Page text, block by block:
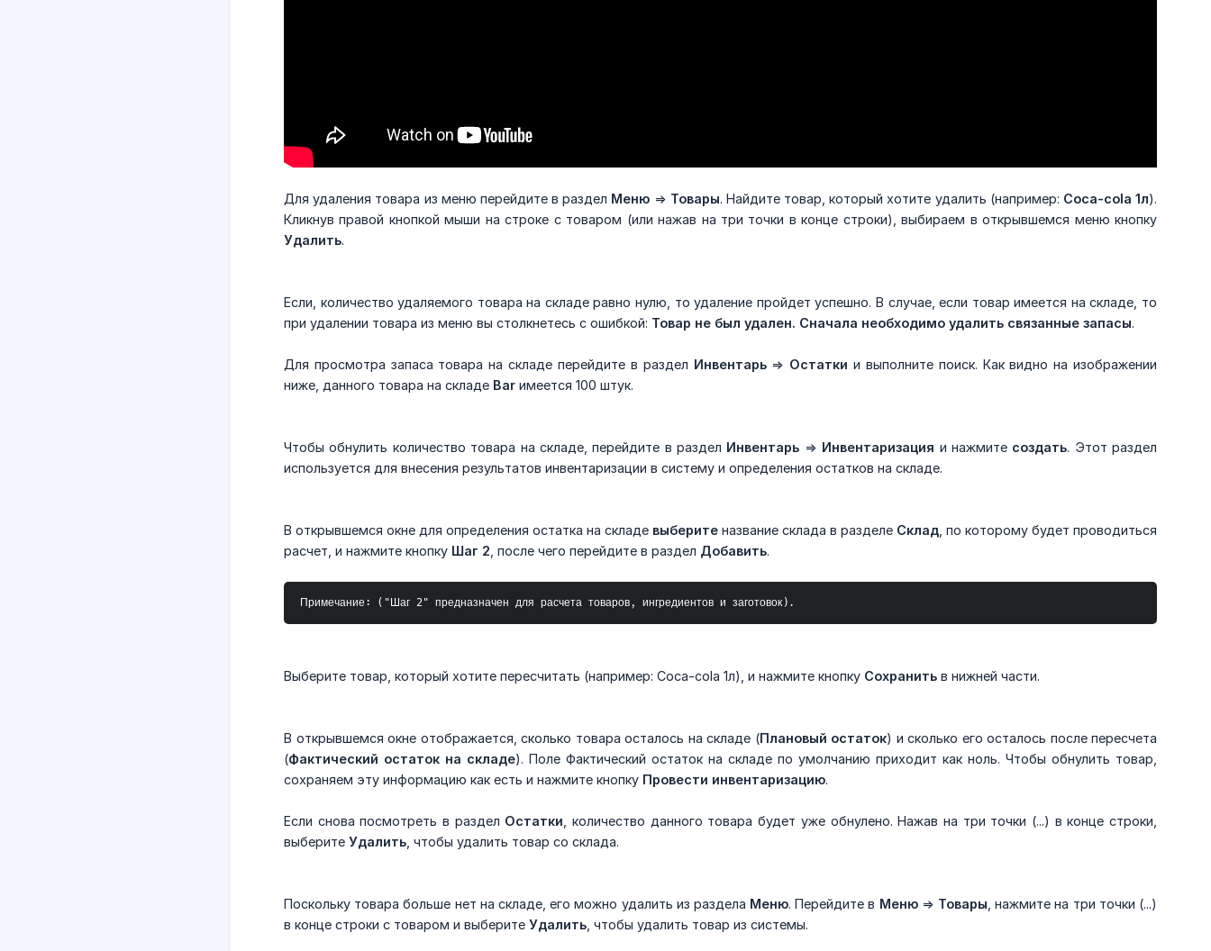
Для удаления товара из меню перейдите в раздел Меню => Товары. Найдите товар, который хотите удалить (например: Coca-cola 1л).
Кликнув правой кнопкой мыши на строке с товаром (или нажав на три точки в конце строки), выбираем в открывшемся меню кнопку
Удалить.
Если, количество удаляемого товара на складе равно нулю, то удаление пройдет успешно. В случае, если товар имеется на складе, то
при удалении товара из меню вы столкнетесь с ошибкой: Товар не был удален. Сначала необходимо удалить связанные запасы.
Для просмотра запаса товара на складе перейдите в раздел Инвентарь=> Остатки и выполните поиск. Как видно на изображении
ниже, данного товара на складе Bar имеется 100 штук.
Чтобы обнулить количество товара на складе, перейдите в раздел Инвентарь => Инвентаризация и нажмите создать. Этот раздел
используется для внесения результатов инвентаризации в систему и определения остатков на складе.
В открывшемся окне для определения остатка на складе выберите название склада в разделе Склад , по которому будет проводиться
расчет, и нажмите кнопку Шаг 2 , после чего перейдите в раздел Добавить.
Примечание: ("Шаг 2" предназначен для расчета товаров, ингредиентов и заготовок).
Выберите товар, который хотите пересчитать (например: Coca-cola 1л), и нажмите кнопку Сохранить в нижней части.
В открывшемся окне отображается, сколько товара осталось на складе (Плановый остаток) и сколько его осталось после пересчета
(Фактический остаток на складе). Поле Фактический остаток на складе по умолчанию приходит как ноль. Чтобы обнулить товар,
сохраняем эту информацию как есть и нажмите кнопку Провести инвентаризацию.
Если снова посмотреть в раздел Остатки , количество данного товара будет уже обнулено. Нажав на три точки (...) в конце строки,
выберите Удалить , чтобы удалить товар со склада.
Поскольку товара больше нет на складе, его можно удалить из раздела Меню. Перейдите в Меню=> Товары , нажмите на три точки (...)
в конце строки с товаром и выберите Удалить , чтобы удалить товар из системы.